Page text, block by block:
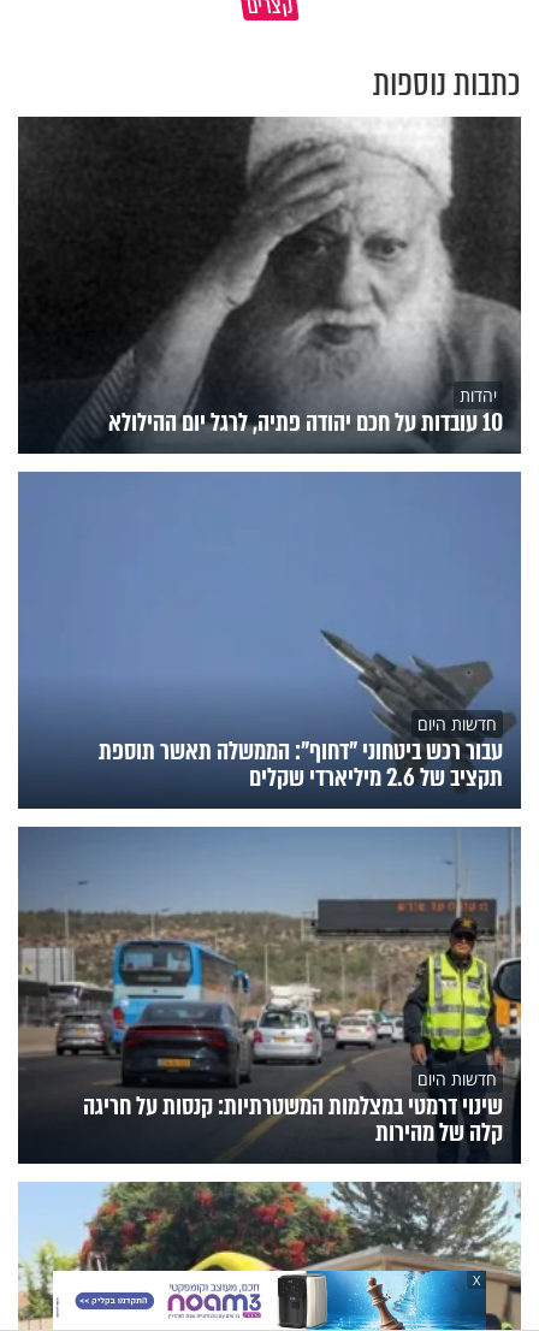
כתבות נוספות
יהדות
10 עובדות על חכם יהודה פתיה, לרגל יום ההילולא
חדשות היום
עבור רכש ביטחוני "דחוף": הממשלה תאשר תוספת
תקציב של 2.6 מיליארדי שקלים
חדשות היום
שינוי דרמטי במצלמות המשטרתיות: קנסות על חריגה
קלה של מהירות
X